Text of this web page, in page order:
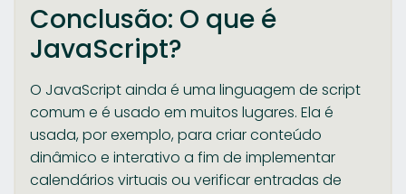
Conclusão: O que é
JavaScript?
O JavaScript ainda é uma linguagem de script
comum e é usado em muitos lugares. Ela é
usada, por exemplo, para criar conteúdo
dinâmico e interativo a fim de implementar
calendários virtuais ou verificar entradas de